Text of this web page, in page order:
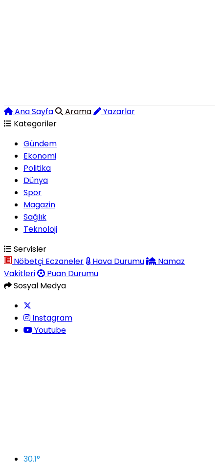
Ana Sayfa Arama
Yazarlar
Kategoriler
Gündem
Ekonomi
Politika
Dünya
Spor
Magazin
Sağlık
Teknoloji
Servisler
Nöbetçi Eczaneler
Hava Durumu
Namaz
Vakitleri
Puan Durumu
Sosyal Medya
Instagram
Youtube
30.1°